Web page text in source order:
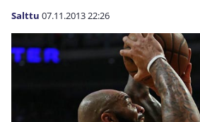
Salttu 07.11.201322:26